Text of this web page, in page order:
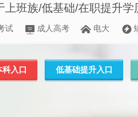
上班族/低基础/在职提升学
试 成人高考 电大
入口 低基础提升入口